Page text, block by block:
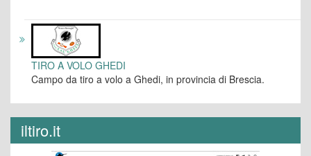
TIRO A VOLO GHEDI
Campo da tiro a volo a Ghedi, in provincia di Brescia.
iltiro.it